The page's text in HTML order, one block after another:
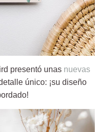
presentó unas nuevas
único: ¡su diseño